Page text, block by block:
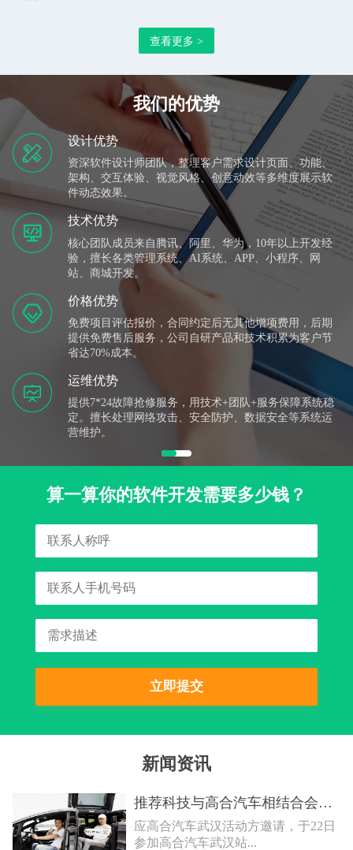
统、数字人直播平台、AI生成视频、GEO+SEO、AI超级员
统等多款企业应用软件，拥有全部自主研发知识产权。 公
司技术实力雄厚，主要团队成员曾服务于BAT等知名头部企
业，公司以致力于让每一个案例都成为经典的服务标准为客
户提供整体解决方案。团队成员现有UI、JAVA、
SpringBoot、SpringCloud、VUE、Uni-APP、PHP、IOS、
Androd、视频制作等技术开发与运维人员，可为各行业提供
企业自企业网站建设到内部管理系统搭建、系统升级与维
护、软件资质证书、企业数字化转型解决方案和软件订制开
查看更多 >
我们的优势
设计优势
资深软件设计师团队，整理客户需求设计页面、功能、
架构、交互体验、视觉风格、创意动效等多维度展示软
件动态效果。
技术优势
核心团队成员来自腾讯、阿里、华为，10年以上开发经
验，擅长各类管理系统、AI系统、APP、小程序、网
站、商城开发。
价格优势
免费项目评估报价，合同约定后无其他增项费用，后期
提供免费售后服务，公司自研产品和技术积累为客户节
省达70%成本。
运维优势
提供7*24故障抢修服务，用技术+团队+服务保障系统稳
定。擅长处理网络攻击、安全防护、数据安全等系统运
营维护。
算一算你的软件开发需要多少钱？
立即提交
新闻资讯
推荐科技与高合汽车相结合会产生什么样的互联效应
应高合汽车武汉活动方邀请，于22日
参加高合汽车武汉站...